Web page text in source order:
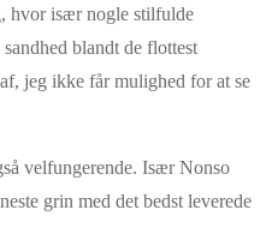
hvor især nogle stilfulde
blandt de flottest
jeg ikke får mulighed for at se
velfungerende. Især Nonso
grin med det bedst leverede